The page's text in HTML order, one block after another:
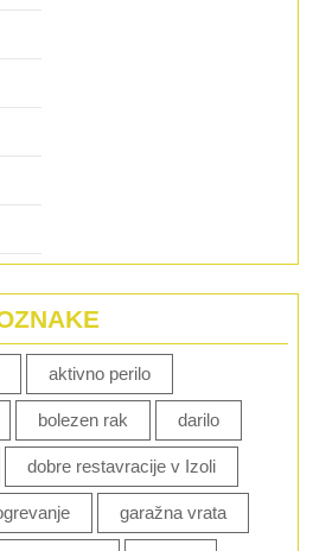
aktivno perilo
bolezen rak darilo
dobre restavracije v Izoli
garažna vrata